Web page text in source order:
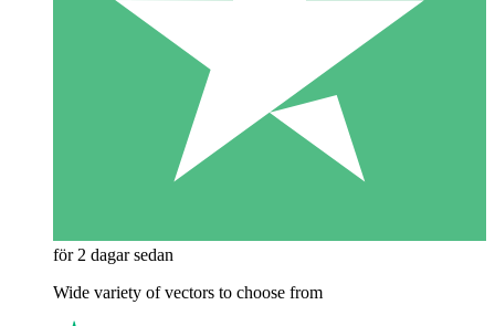
för 2 dagar sedan
Wide variety of vectors to choose from